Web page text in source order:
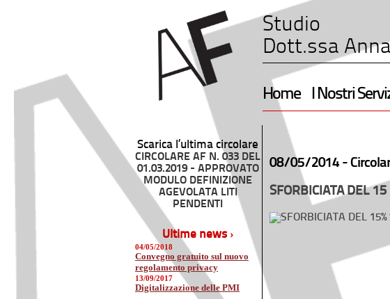
Studio
Dott.ssa
Home I Nostri
Scarica l’ultima circolare
CIRCOLARE AF N. 033 DEL
01.03.2019 - APPROVATO
MODULO DEFINIZIONE
AGEVOLATA LITI
PENDENTI
Ultime news ›
04/05/2018
Convegno gratuito sul nuovo
regolamento privacy
13/09/2017
Digitalizzazione delle PMI
08/05/2014 -
SFORBICIATA DEL 15